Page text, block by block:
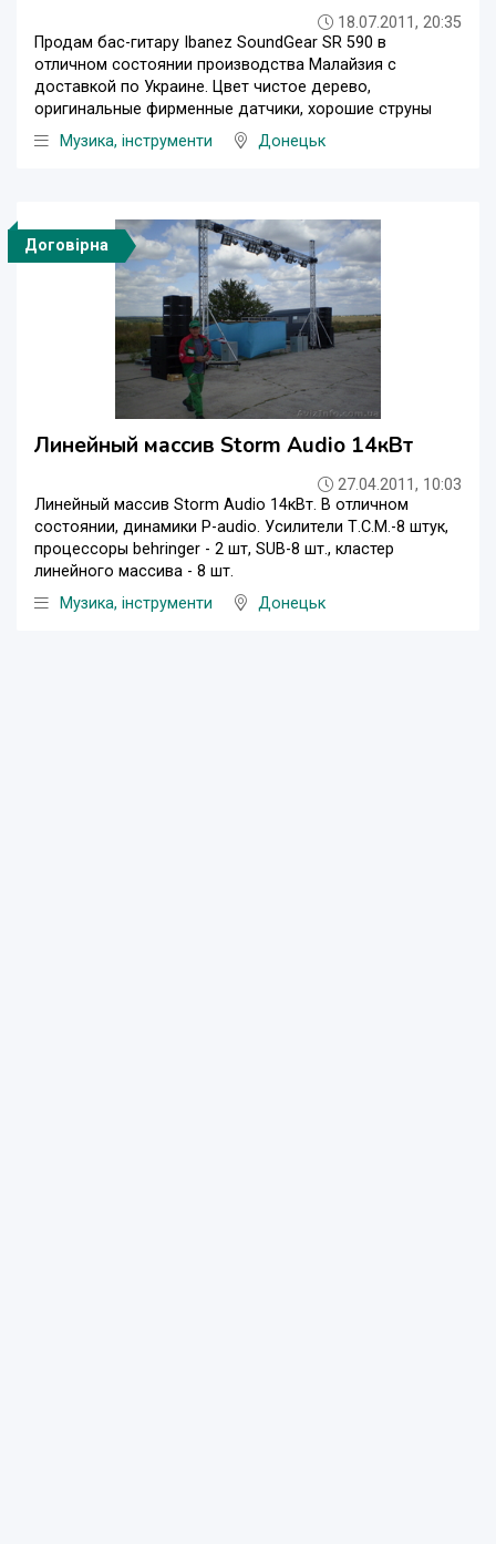
18.07.2011, 20:35
Продам бас-гитару Ibanez SoundGear SR 590 в
отличном состоянии производства Малайзия с
доставкой по Украине. Цвет чистое дерево,
оригинальные фирменные датчики, хорошие струны
Музика, інструменти
Донецьк
Договірна
Линейный массив Storm Audio 14кВт
27.04.2011, 10:03
Линейный массив Storm Audio 14кВт. В отличном
состоянии, динамики P-audio. Усилители Т.С.М.-8 штук,
процессоры behringer - 2 шт, SUB-8 шт., кластер
линейного массива - 8 шт.
Музика, інструменти
Донецьк